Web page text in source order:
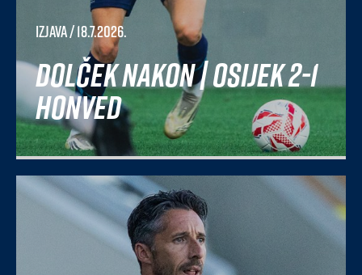
Izjava/ 18.7.2026.
Dolček nakon | Osijek 2-1
Honved